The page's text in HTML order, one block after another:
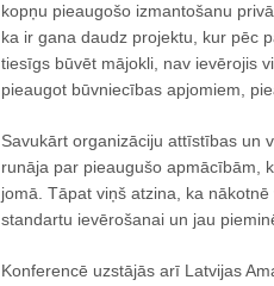
kopņu pieaugošo izmantošanu
ka ir gana daudz projektu, kur pēc
tiesīgs būvēt mājokli, nav ievērojis
pieaugot būvniecības apjomiem,
Savukārt organizāciju attīstības un
runāja par pieaugušo apmācībām,
jomā. Tāpat viņš atzina, ka
standartu ievērošanai un jau
Konferencē uzstājās arī Latvijas